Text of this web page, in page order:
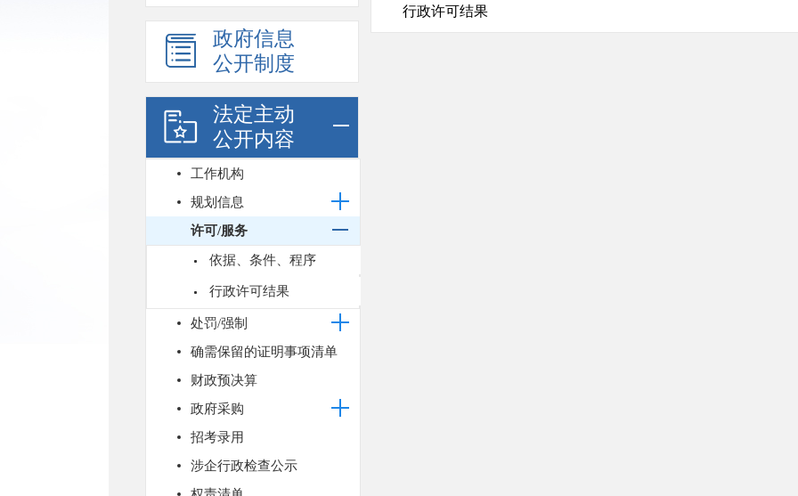
政府信息
公开制度
法定主动
公开内容
工作机构
规划信息
许可/服务
依据、条件、程序
行政许可结果
处罚/强制
确需保留的证明事项清单
财政预决算
政府采购
招考录用
涉企行政检查公示
行政许可结果